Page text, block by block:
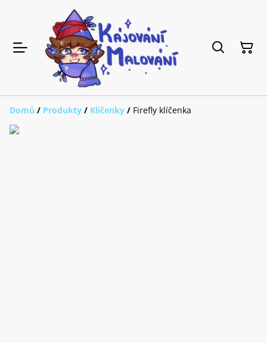
Domů / Produkty / Klíčenky / Firefly klíčenka